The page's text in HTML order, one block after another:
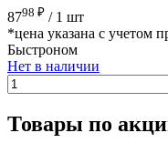
8798 ₽ / 1 шт
*цена указана с учетом
Быстроном
Нет в наличии
Товары по